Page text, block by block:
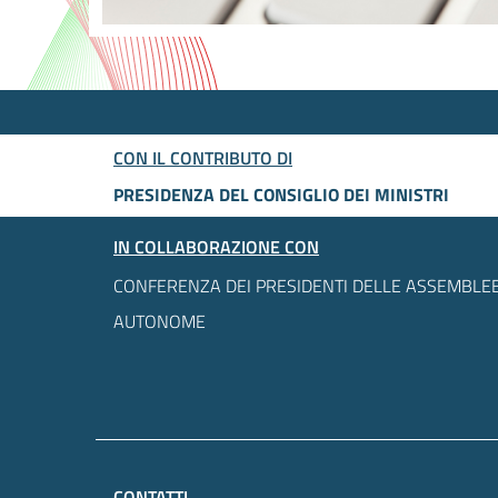
CON IL CONTRIBUTO DI
PRESIDENZA DEL CONSIGLIO DEI MINISTRI
IN COLLABORAZIONE CON
CONFERENZA DEI PRESIDENTI DELLE
AUTONOME